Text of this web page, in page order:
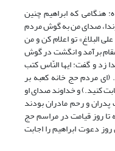
هنگامی که ابراهیم چنین
صدای من به گوش مردم
البلاغ» تو اعلام کن و من
برآمد و انگشت در گوش
و گفت: ایها النّاس کتب
(ای مردم حج خانه کعبه بر
کنید.) و خداوند صدای او
و رحم مادران بودند
تا روز قیامت در مراسم حج
دعوت ابراهیم را اجابت